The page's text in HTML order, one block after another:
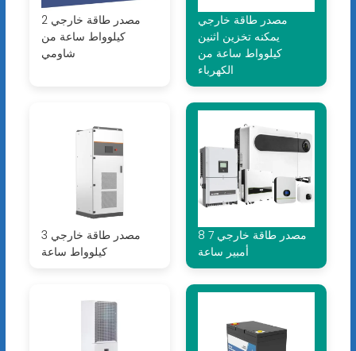
مصدر طاقة خارجي 2
كيلوواط ساعة من
شاومي
مصدر طاقة خارجي
يمكنه تخزين اثنين
كيلوواط ساعة من
الكهرباء
مصدر طاقة خارجي 3
كيلوواط ساعة
مصدر طاقة خارجي 7 8
أمبير ساعة